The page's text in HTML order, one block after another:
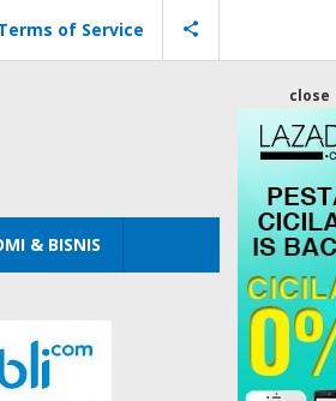
of Service
& BISNIS
close